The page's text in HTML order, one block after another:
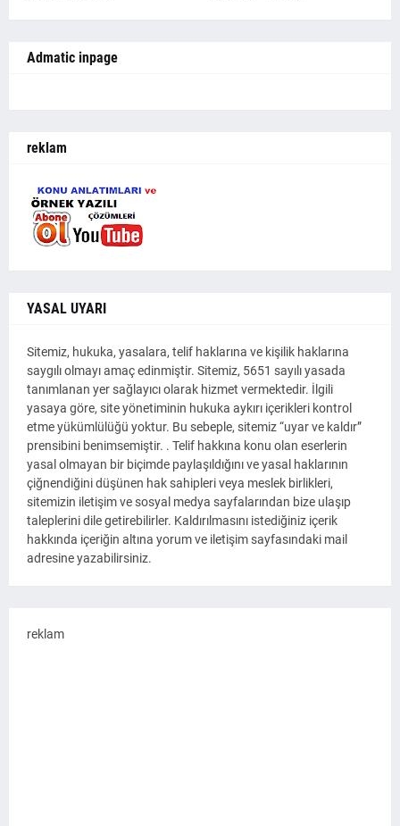
Admatic inpage
reklam
YASAL UYARI
Sitemiz, hukuka, yasalara, telif haklarına ve kişilik haklarına
saygılı olmayı amaç edinmiştir. Sitemiz, 5651 sayılı yasada
tanımlanan yer sağlayıcı olarak hizmet vermektedir. İlgili
yasaya göre, site yönetiminin hukuka aykırı içerikleri kontrol
etme yükümlülüğü yoktur. Bu sebeple, sitemiz “uyar ve kaldır”
prensibini benimsemiştir. . Telif hakkına konu olan eserlerin
yasal olmayan bir biçimde paylaşıldığını ve yasal haklarının
çiğnendiğini düşünen hak sahipleri veya meslek birlikleri,
sitemizin iletişim ve sosyal medya sayfalarından bize ulaşıp
taleplerini dile getirebilirler. Kaldırılmasını istediğiniz içerik
hakkında içeriğin altına yorum ve iletişim sayfasındaki mail
adresine yazabilirsiniz.
reklam